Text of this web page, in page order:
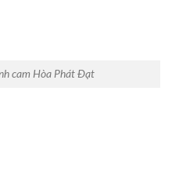
cam Hòa Phát Đạt